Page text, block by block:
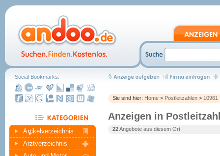
Sie sind hier: Home > Postleitzahlen > 10961
Anzeigen in
22Angebote aus diesem Ort
Social Bookmarks:
Artikelverzeichnis
Arztverzeichnis